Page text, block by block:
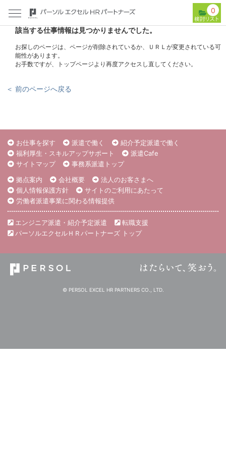
0
該当する仕事情報は見つかりませんでした。
お探しのページは、ページが削除されているか、ＵＲＬが変更されている可
能性があります。
お手数ですが、トップページより再度アクセスし直してください。
＜ 前のページへ戻る
お仕事を探す 派遣で働く
紹介予定派遣で働く
福利厚生・スキルアップサポート
派遣Cafe
サイトマップ
事務系派遣トップ
拠点案内
会社概要
法人のお客さまへ
個人情報保護方針
サイトのご利用にあたって
労働者派遣事業に関わる情報提供
エンジニア派遣・紹介予定派遣
転職支援
パーソルエクセルＨＲパートナーズ トップ
© PERSOL EXCEL HR PARTNERS CO., LTD.